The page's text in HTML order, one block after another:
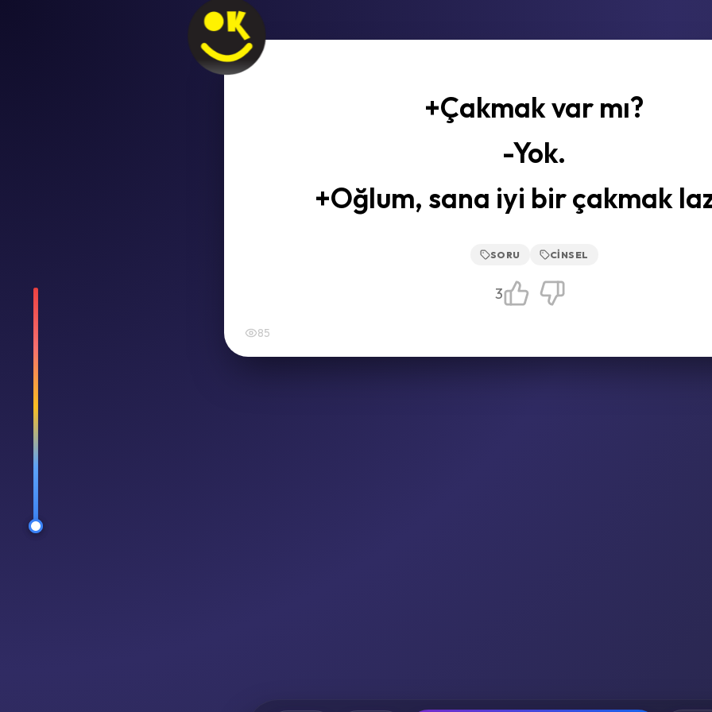
+Çakmak var mı?
-Yok.
+Oğlum, sana iyi bir çakmak
SORU CINSEL
85
3